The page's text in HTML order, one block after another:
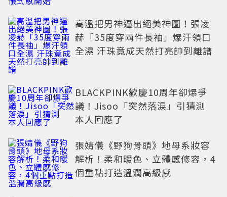
高溫把男神逼出絕美神圖！張凌
赫「35度穿兩件長袖」爆汗領口
全濕 汗珠竟成天然打亮帥到離譜
BLACKPINK歡慶10周年卻爆爭
議！Jisoo「突然落淚」引猜測
本人回應了
張婧儀《野狗骨頭》地母系妝容
解析！柔和暖色、立體感修容，4
個重點打造溫潤高級感